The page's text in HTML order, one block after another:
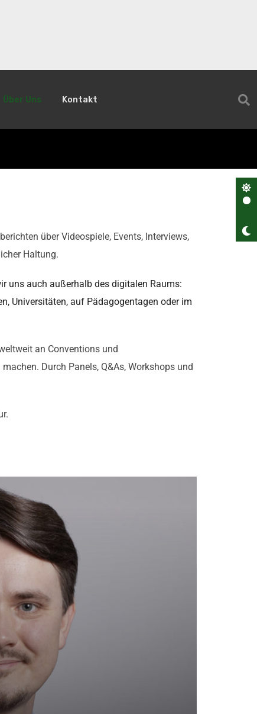
Über Uns Kontakt
über Videospiele, Events, Interviews,
Haltung.
uns auch außerhalb des digitalen Raums:
Universitäten, auf Pädagogentagen oder im
an Conventions und
Durch Panels, Q&As, Workshops und